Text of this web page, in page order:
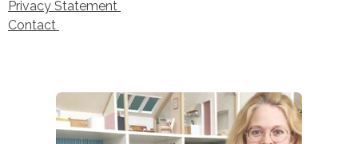
Privacy Statement
Contact